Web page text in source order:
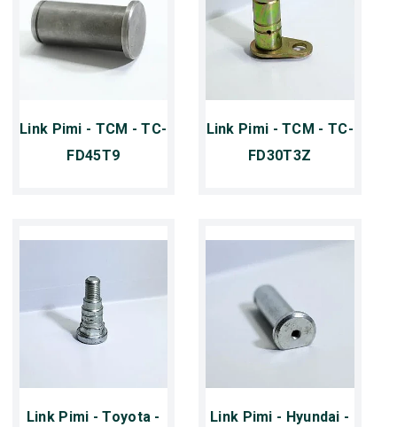
Link Pimi - TCM - TC-
FD45T9
Link Pimi - TCM - TC-
FD30T3Z
Link Pimi - Toyota -
Link Pimi - Hyundai -